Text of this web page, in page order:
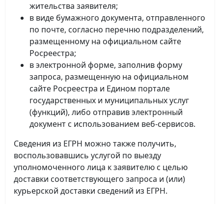
жительства заявителя;
в виде бумажного документа, отправленного
по почте, согласно перечню подразделений,
размещенному на официальном сайте
Росреестра;
в электронной форме, заполнив форму
запроса, размещенную на официальном
сайте Росреестра и Едином портале
государственных и муниципальных услуг
(функций), либо отправив электронный
документ с использованием веб-сервисов.
Сведения из ЕГРН можно также получить,
воспользовавшись услугой по выезду
уполномоченного лица к заявителю с целью
доставки соответствующего запроса и (или)
курьерской доставки сведений из ЕГРН.